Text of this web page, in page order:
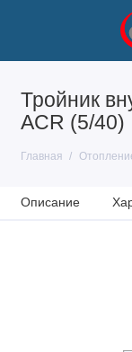
Тройник
ACR (5/40)
Главная
Описание